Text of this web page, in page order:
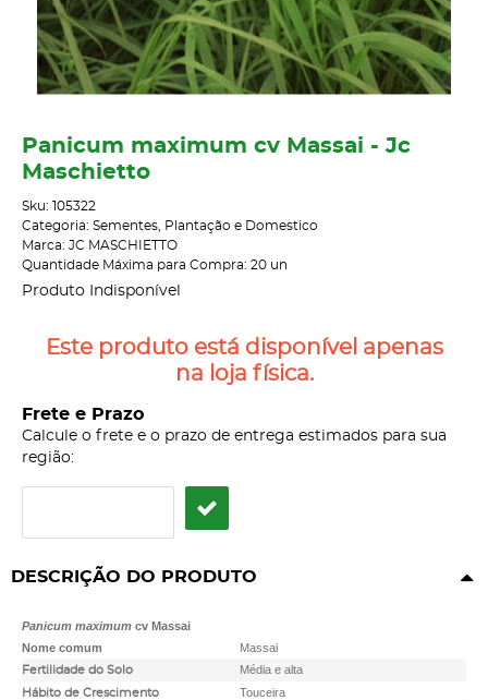
Panicum maximum cv Massai - Jc
Maschietto
Sku: 105322
Categoria: Sementes
Plantação e Domestico
Marca: JC MASCHIETTO
Quantidade Máxima para Compra: 20 un
Produto Indisponível
Este produto está disponível apenas
na loja física.
Frete e Prazo
Calcule o frete e o prazo de entrega estimados para sua
região:
DESCRIÇÃO DO PRODUTO
Panicum maximum cv Massai
Nome comum
Massai
Fertilidade do Solo Média e alta
Hábito de Crescimento Touceira